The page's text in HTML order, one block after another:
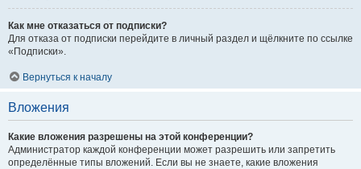
Как мне отказаться от подписки?
Для отказа от подписки перейдите в личный раздел и щёлкните по ссылке
«Подписки».
Вернуться к началу
Вложения
Какие вложения разрешены на этой конференции?
Администратор каждой конференции может разрешить или запретить
определённые типы вложений. Если вы не знаете, какие вложения